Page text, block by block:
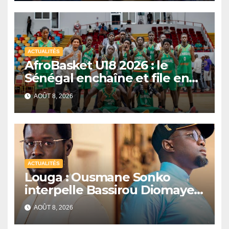
ACTUALITÉS
AfroBasket U18 2026 : le
Sénégal enchaîne et file en
quarts de finale
AOÛT 8, 2026
ACTUALITÉS
Louga : Ousmane Sonko
interpelle Bassirou Diomaye
Faye sur la date des élections
locales
AOÛT 8, 2026